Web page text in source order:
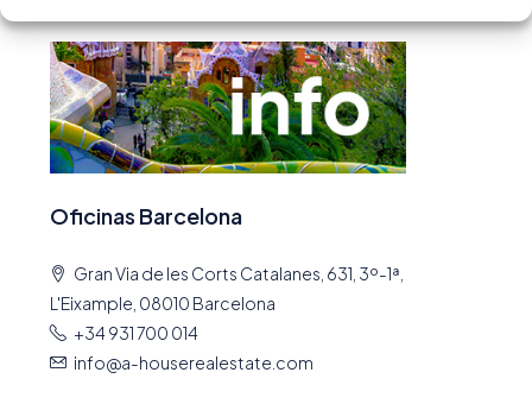
Oficinas Barcelona
Gran Via de les Corts Catalanes, 631, 3º-1ª,
L'Eixample, 08010 Barcelona
+34 931 700 014
info@a-houserealestate.com